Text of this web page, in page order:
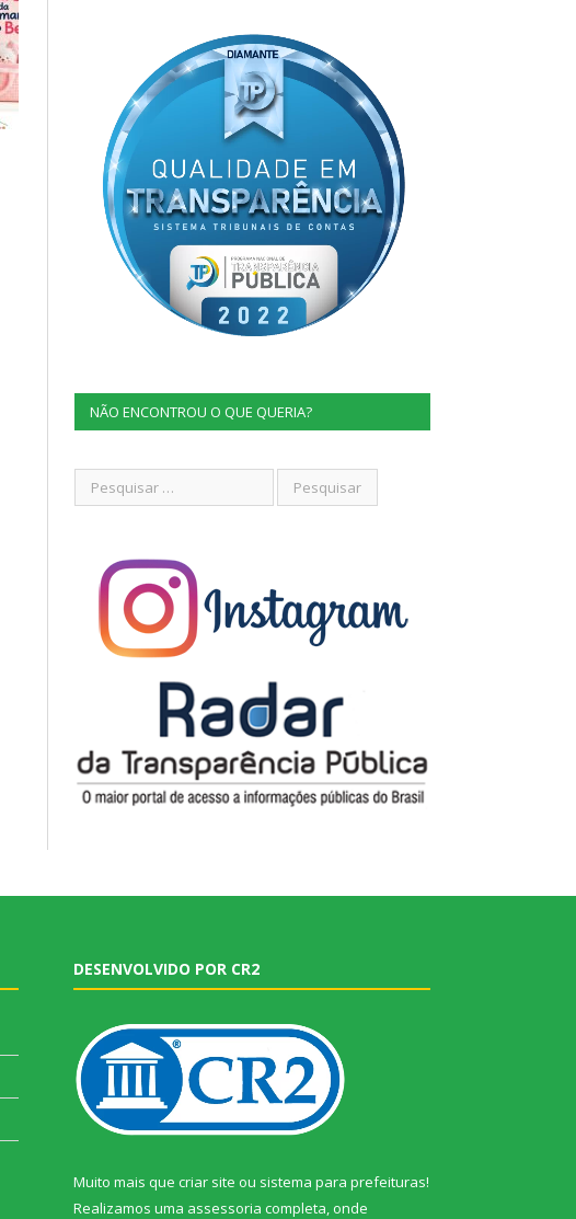
NÃO ENCONTROU O QUE QUERIA?
DESENVOLVIDO POR CR2
Muito mais que criar site ou sistema para prefeituras!
Realizamos uma assessoria completa, onde